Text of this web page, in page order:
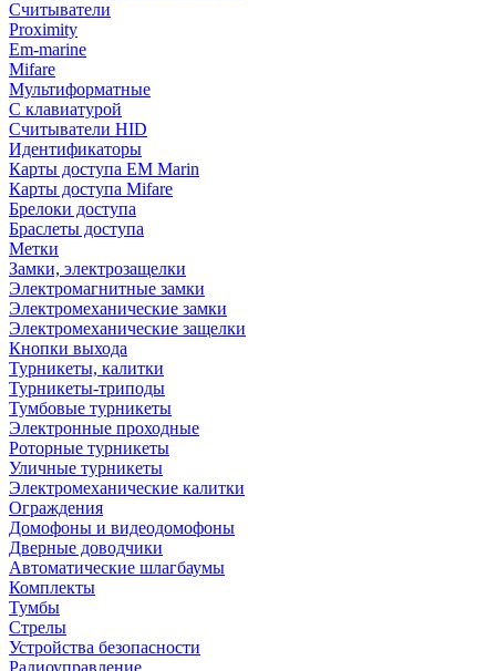
Считыватели
Proximity
Em-marine
Mifare
Мультиформатные
С клавиатурой
Считыватели HID
Идентификаторы
Карты доступа EM Marin
Карты доступа Mifare
Брелоки доступа
Браслеты доступа
Метки
Замки, электрозащелки
Электромагнитные замки
Электромеханические замки
Электромеханические защелки
Кнопки выхода
Турникеты, калитки
Турникеты-триподы
Тумбовые турникеты
Электронные проходные
Роторные турникеты
Уличные турникеты
Электромеханические калитки
Ограждения
Домофоны и видеодомофоны
Дверные доводчики
Автоматические шлагбаумы
Комплекты
Тумбы
Стрелы
Устройства безопасности
Радиоуправление